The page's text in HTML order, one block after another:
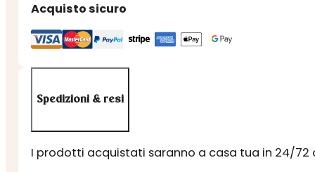
Acquisto sicuro
Spedizioni & resi
I prodotti acquistati saranno a casa tua in 24/72